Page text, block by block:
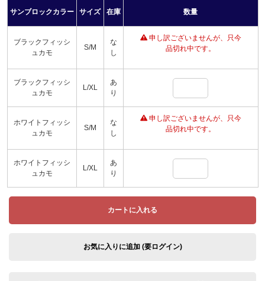
サンブロックカラー サイズ 在庫 数量
ブラックフィッシ
ュカモ
S/M
な
し
申し訳ございませんが、只今
品切れ中です。
ブラックフィッシ
ュカモ
L/XL
あ
り
ホワイトフィッシ
ュカモ
S/M
な
し
申し訳ございませんが、只今
品切れ中です。
ホワイトフィッシ
ュカモ
L/XL
あ
り
カートに入れる
お気に入りに追加 (要ログイン)